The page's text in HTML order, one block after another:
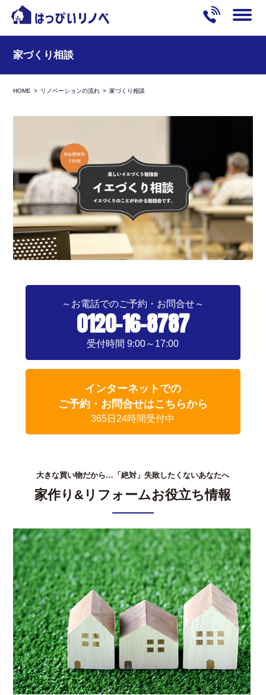
家づくり相談
HOME リノベーションの流れ 家づくり相談
～お電話でのご予約・お問合せ～
0120-16-8787
受付時間 9:00～17:00
インターネットでの
ご予約・お問合せはこちらから
365日24時間受付中
大きな買い物だから…「絶対」失敗したくないあなたへ
家作り&リフォームお役立ち情報